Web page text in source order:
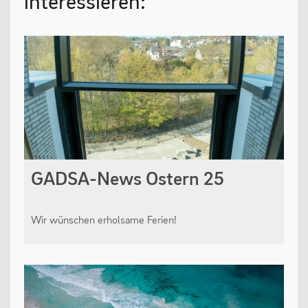
GADSA-News Ostern 25
Wir wünschen erholsame Ferien!